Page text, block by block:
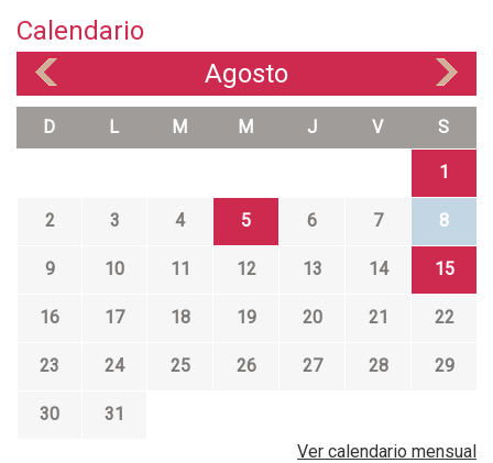
Calendario
Agosto
D L M M J V S
1
2 3 4 5 6 7 8
9 10 11 12 13 14 15
16 17 18 19 20 21 22
23 24 25 26 27 28 29
30
31
Ver calendario mensual